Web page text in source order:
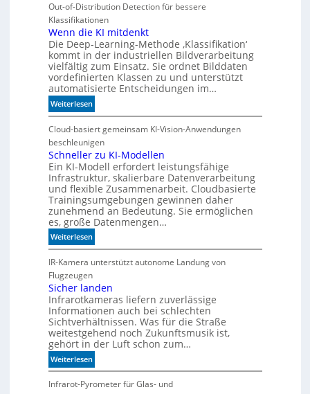
r
u
m
m
e
h
r
D
a
t
e
n
n
i
c
h
t
a
u
t
m
a
t
i
s
c
h
b
e
s
Out-of-Distribution Detection für bessere
Klassifikationen
Wenn die KI mitdenkt
Die Deep-Learning-Methode ‚Klassifikation‘
kommt in der industriellen Bildverarbeitung
vielfältig zum Einsatz. Sie ordnet Bilddaten
vordefinierten Klassen zu und unterstützt
automatisierte Entscheidungen im…
Weiterlesen:
W
e
n
n
d
i
e
K
I
m
i
t
d
e
n
k
t
Cloud-basiert gemeinsam KI-Vision-Anwendungen
beschleunigen
Schneller zu KI-Modellen
Ein KI-Modell erfordert leistungsfähige
Infrastruktur, skalierbare Datenverarbeitung
und flexible Zusammenarbeit. Cloudbasierte
Trainingsumgebungen gewinnen daher
zunehmend an Bedeutung. Sie ermöglichen
es, große Datenmengen…
Weiterlesen:
S
c
h
n
e
l
l
e
r
z
u
K
IR-Kamera unterstützt autonome Landung von
Flugzeugen
Sicher landen
Infrarotkameras liefern zuverlässige
Informationen auch bei schlechten
Sichtverhältnissen. Was für die Straße
weitestgehend noch Zukunftsmusik ist,
gehört in der Luft schon zum…
Weiterlesen:
S
i
Infrarot-Pyrometer für Glas- und